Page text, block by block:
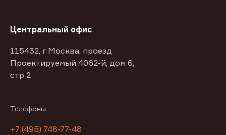
Центральный офис
115432, г Москва, проезд
Проектируемый 4062-й, дом 6,
стр 2
Телефоны
+7 (495) 748-77-48